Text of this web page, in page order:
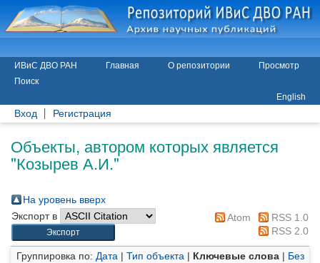
ИВиС ДВО РАН Главная О репозитории
Просмотр
Поиск
English
Вход Регистрация
Объекты, автором которых является
"Козырев А.И."
На уровень вверх
Экспорт в
Atom
RSS 1.0
RSS 2.0
Группировка по: Дата | Тип объекта | Ключевые слова| Без